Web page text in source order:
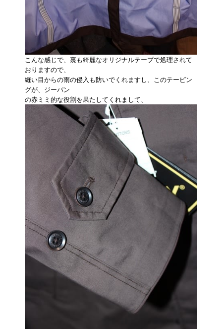
こんな感じで、裏も綺麗なオリジナルテープで処理されて
おりますので、
縫い目からの雨の侵入も防いでくれますし、このテーピン
グが、ジーパン
の赤ミミ的な役割を果たしてくれまして、